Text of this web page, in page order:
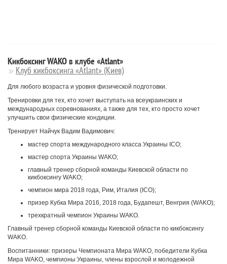
Кикбоксинг WAKO в клубе «Atlant»
Клуб кикбоксинга «Atlant» (Киев)
Для любого возраста и уровня физической подготовки.
Тренировки для тех, кто хочет выступать на всеукраинских и
международных соревнованиях, а также для тех, кто просто хочет
улучшить свои физические кондиции.
Тренирует Найчук Вадим Вадимович:
мастер спорта международного класса Украины ICO;
мастер спорта Украины WAKO;
главный тренер сборной команды Киевской области по
кикбоксингу WAKO;
чемпион мира 2018 года, Рим, Италия (ICO);
призер Кубка Мира 2016, 2018 года, Будапешт, Венгрия (WAKO);
трехкратный чемпион Украины WAKO.
Главный тренер сборной команды Киевской области по кикбоксингу
WAKO.
Воспитанники: призеры Чемпионата Мира WAKO, победители Кубка
Мира WAKO, чемпионы Украины, члены взрослой и молодежной